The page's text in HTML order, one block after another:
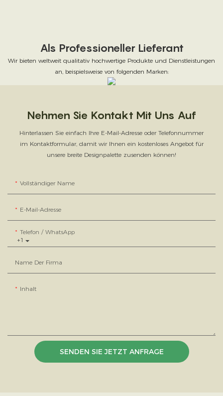
Als Professioneller Lieferant
Wir bieten weltweit qualitativ hochwertige Produkte und Dienstleistungen
an, beispielsweise von folgenden Marken:
Nehmen Sie Kontakt Mit Uns Auf
Hinterlassen Sie einfach Ihre E-Mail-Adresse oder Telefonnummer
im Kontaktformular, damit wir Ihnen ein kostenloses Angebot für
unsere breite Designpalette zusenden können!
Vollständiger Name
E-Mail-Adresse
+1
Telefon / WhatsApp
Name Der Firma
Inhalt
SENDEN SIE JETZT ANFRAGE